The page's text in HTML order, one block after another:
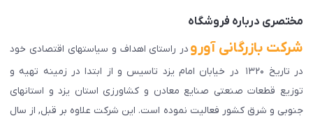
مختصری درباره فروشگاه
شرکت بازرگانی آورو در راستای اهداف و سیاستهای اقتصادی خود
در تاریخ ۱۳۲۰ در خیابان امام یزد تاسیس و از ابتدا در زمینه تهیه و
توزیع قطعات صنعتی صنایع معادن و کشاورزی استان یزد و استانهای
جنوبی و شرق کشور فعالیت نموده است. این شرکت علاوه بر قبل, از سال